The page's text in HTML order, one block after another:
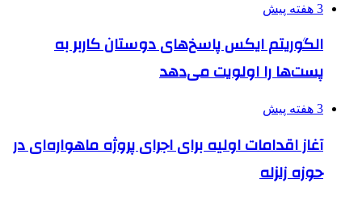
3 هفته پیش
الگوریتم ایکس پاسخ‌های دوستان کاربر به
پست‌ها را اولویت می‌دهد
3 هفته پیش
آغاز اقدامات اولیه برای اجرای پروژه ماهواره‌ای در
حوزه زلزله